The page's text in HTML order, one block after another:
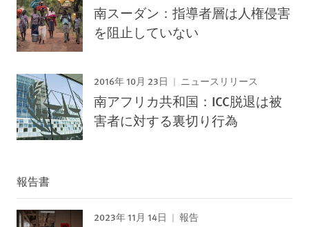
南スーダン：指導者層は人権侵害
を阻止していない
2016年 10月 23日 ニュースリリース
南アフリカ共和国：ICC脱退は被
害者に対する裏切り行為
報告書
2023年 11月 14日 報告